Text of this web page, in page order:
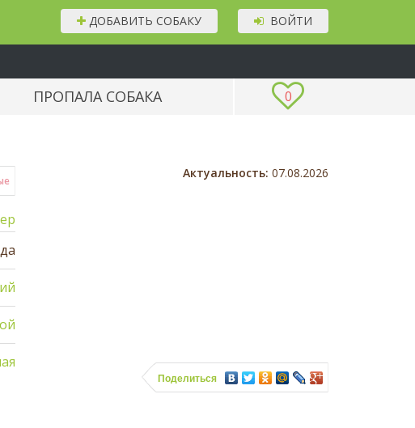
ВОЙТИ
ДОБАВИТЬ СОБАКУ
0
ПРОПАЛА СОБАКА
Актуальность: 07.08.2026
Поделиться